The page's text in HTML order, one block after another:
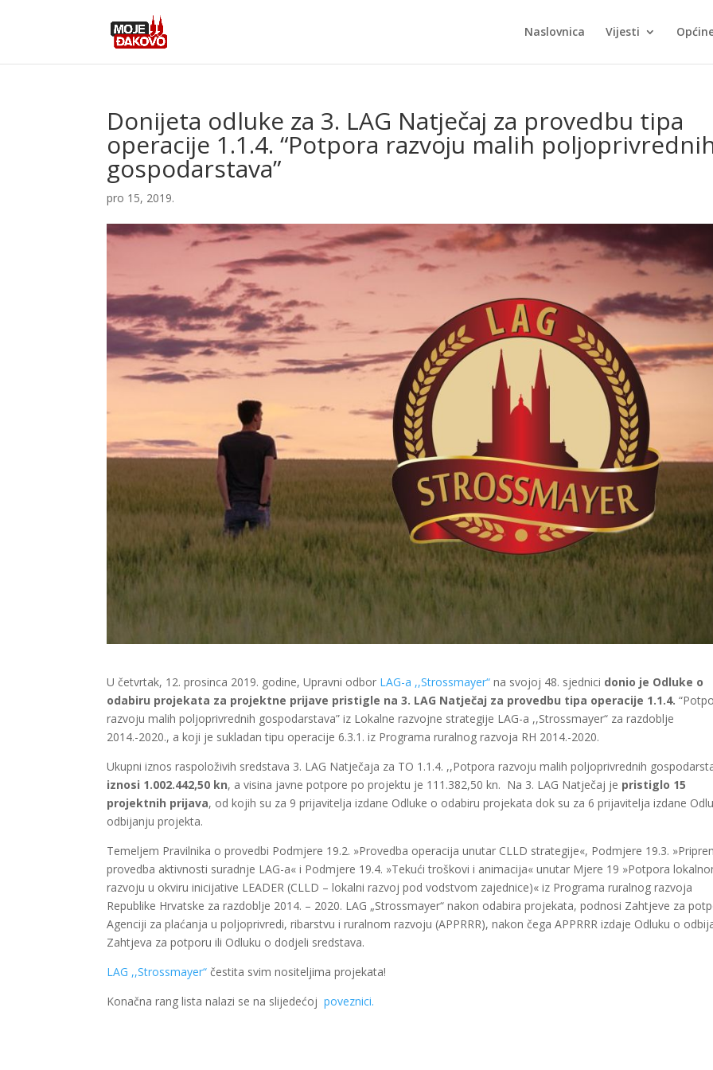
Naslovnica Vijesti
Donijeta odluke za 3. LAG Natječaj za provedbu tipa
operacije 1.1.4. “Potpora razvoju malih
gospodarstava”
pro 15, 2019.
U četvrtak, 12. prosinca 2019. godine, Upravni odbor LAG-a ,,Strossmayer“na svojoj 48. sjednici donio je Odluke o
odabiru projekata za projektne prijave pristigle na 3. LAG Natječaj za provedbu tipa operacije 1.1.4.
razvoju malih poljoprivrednih gospodarstava” iz Lokalne razvojne strategije LAG-a ,,Strossmayer“ za razdoblje
2014.-2020., a koji je sukladan tipu operacije 6.3.1. iz Programa ruralnog razvoja RH 2014.-2020.
Ukupni iznos raspoloživih sredstava 3. LAG Natječaja za TO 1.1.4. ,,Potpora razvoju malih poljoprivrednih
iznosi 1.002.442,50 kn, a visina javne potpore po projektu je 111.382,50 kn. Na 3. LAG Natječaj je pristiglo 15
projektnih prijava, od kojih su za 9 prijavitelja izdane Odluke o odabiru projekata dok su za 6 prijavitelja izdane
odbijanju projekta.
Temeljem Pravilnika o provedbi Podmjere 19.2. »Provedba operacija unutar CLLD strategije«, Podmjere 19.3.
provedba aktivnosti suradnje LAG-a« i Podmjere 19.4. »Tekući troškovi i animacija« unutar Mjere 19 »Potpora
razvoju u okviru inicijative LEADER (CLLD – lokalni razvoj pod vodstvom zajednice)« iz Programa ruralnog razvoja
Republike Hrvatske za razdoblje 2014. – 2020. LAG „Strossmayer“ nakon odabira projekata, podnosi Zahtjeve za
Agenciji za plaćanja u poljoprivredi, ribarstvu i ruralnom razvoju (APPRRR), nakon čega APPRRR izdaje Odluku o
Zahtjeva za potporu ili Odluku o dodjeli sredstava.
LAG ,,Strossmayer“ čestita svim nositeljima projekata!
Konačna rang lista nalazi se na slijedećojpoveznici.